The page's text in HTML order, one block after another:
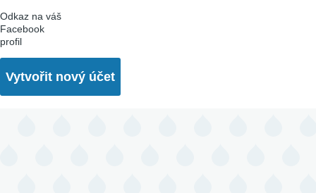
Odkaz na váš
Facebook
profil